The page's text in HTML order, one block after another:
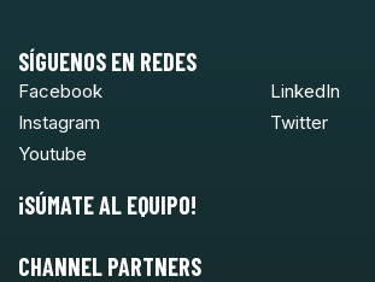
SÍGUENOS EN REDES
Facebook
LinkedIn
Instagram
Twitter
Youtube
¡SÚMATE AL EQUIPO!
CHANNEL PARTNERS